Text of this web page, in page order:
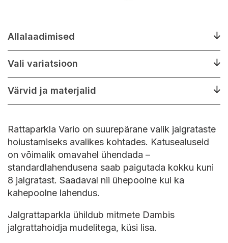
Allalaadimised
Vali variatsioon
Värvid ja materjalid
Rattaparkla Vario on suurepärane valik jalgrataste
hoiustamiseks avalikes kohtades. Katusealuseid
on võimalik omavahel ühendada –
standardlahendusena saab paigutada kokku kuni
8 jalgratast. Saadaval nii ühepoolne kui ka
kahepoolne lahendus.
Jalgrattaparkla ühildub mitmete Dambis
jalgrattahoidja mudelitega, küsi lisa.